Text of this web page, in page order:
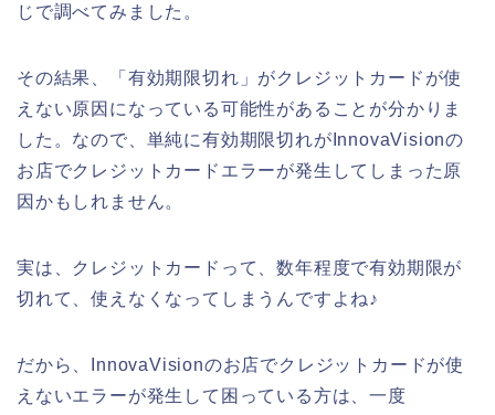
じで調べてみました。
その結果、「有効期限切れ」がクレジットカードが使
えない原因になっている可能性があることが分かりま
した。なので、単純に有効期限切れがInnovaVisionの
お店でクレジットカードエラーが発生してしまった原
因かもしれません。
実は、クレジットカードって、数年程度で有効期限が
切れて、使えなくなってしまうんですよね♪
だから、InnovaVisionのお店でクレジットカードが使
えないエラーが発生して困っている方は、一度